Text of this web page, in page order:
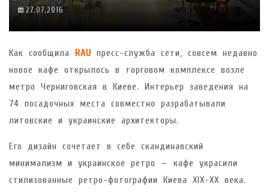
27.07.2016
Как сообщила RAU пресс-служба сети, совсем недавно
новое кафе открылось в торговом комплексе возле
метро Черниговская в Киеве. Интерьер заведения на
74 посадочных места совместно разрабатывали
литовские и украинские архитекторы.
Его дизайн сочетает в себе скандинавский
минимализм и украинское ретро — кафе украсили
стилизованные ретро-фотографии Киева XIX-XX века.